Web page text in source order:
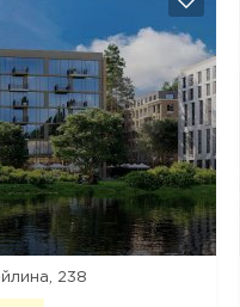
238
Отмена